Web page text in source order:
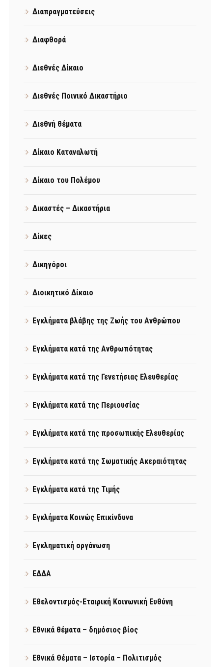
Διαπραγματεύσεις
Διαφθορά
Διεθνές Δίκαιο
Διεθνές Ποινικό Δικαστήριο
Διεθνή θέματα
Δίκαιο Καταναλωτή
Δίκαιο του Πολέμου
Δικαστές – Δικαστήρια
Δίκες
Δικηγόροι
Διοικητικό Δίκαιο
Εγκλήματα βλάβης της Ζωής του Ανθρώπου
Εγκλήματα κατά της Ανθρωπότητας
Εγκλήματα κατά της Γενετήσιας Ελευθερίας
Εγκλήματα κατά της Περιουσίας
Εγκλήματα κατά της προσωπικής Ελευθερίας
Εγκλήματα κατά της Σωματικής Ακεραιότητας
Εγκλήματα κατά της Τιμής
Εγκλήματα Κοινώς Επικίνδυνα
Εγκληματική οργάνωση
ΕΔΔΑ
Εθελοντισμός-Εταιρική Κοινωνική Ευθύνη
Εθνικά θέματα – δημόσιος βίος
Εθνικά Θέματα – Ιστορία – Πολιτισμός